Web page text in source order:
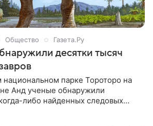
Общество Газета.Ру
десятки тысяч
национальном парке Тороторо на
Анд ученые обнаружили
либо найденных следовых